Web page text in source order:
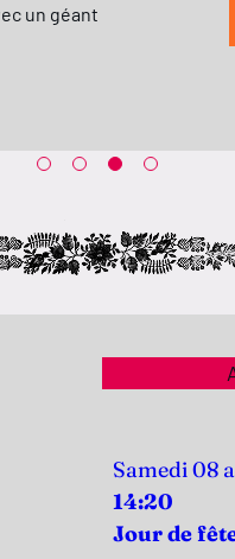
un géant
Samedi 08
14:20
Jour de